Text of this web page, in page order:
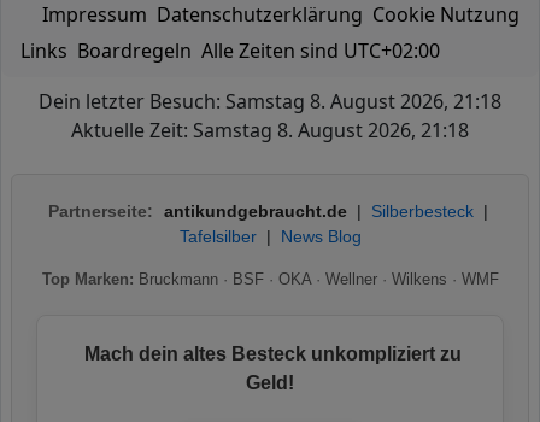
Impressum Datenschutzerklärung Cookie Nutzung
Links Boardregeln Alle Zeiten sind UTC+02:00
Dein letzter Besuch: Samstag 8. August 2026, 21:18
Aktuelle Zeit: Samstag 8. August 2026, 21:18
Partnerseite: antikundgebraucht.de| Silberbesteck|
Tafelsilber| News Blog
Top Marken: Bruckmann· BSF· OKA· Wellner· Wilkens · WMF
Mach dein altes Besteck unkompliziert zu
Geld!